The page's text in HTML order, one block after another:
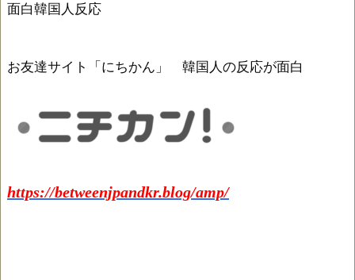
面白韓国人反応
お友達サイト「にちかん」 韓国人の反応が面白
https://betweenjpandkr.blog/amp/